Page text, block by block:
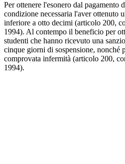
Per ottenere l'esonero dal pagamento
condizione necessaria l'aver ottenuto
inferiore a otto decimi (articolo 200,
1994). Al contempo il beneficio per
studenti che hanno ricevuto una
cinque giorni di sospensione, nonché
comprovata infermità (articolo 200,
1994).